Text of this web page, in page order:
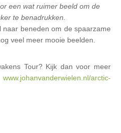
een wat ruimer beeld om de
te benadrukken.
beneden om de spaarzame
veel meer mooie beelden.
Tour? Kijk dan voor meer
www.johanvanderwielen.nl/arctic-